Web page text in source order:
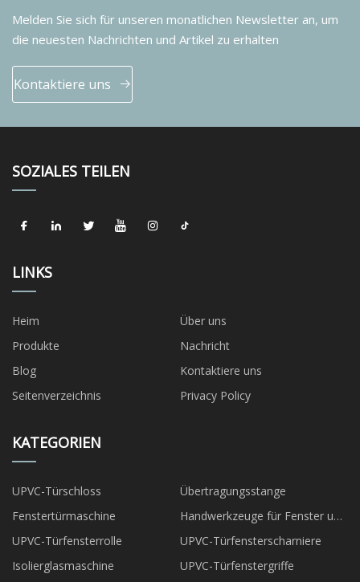
Melden Sie sich für unseren monatlichen Newsletter an, um
die neuesten Nachrichten und Artikel zu erhalten
Kontaktiere uns
SOZIALES TEILEN
LINKS
Heim
Über uns
Produkte
Nachricht
Blog
Kontaktiere uns
Seitenverzeichnis
Privacy Policy
KATEGORIEN
UPVC-Türschloss
Übertragungsstange
Fenstertürmaschine
Handwerkzeuge für Fenster und
Türen
UPVC-Türfensterrolle
UPVC-Türfensterscharniere
Isolierglasmaschine
UPVC-Türfenstergriffe